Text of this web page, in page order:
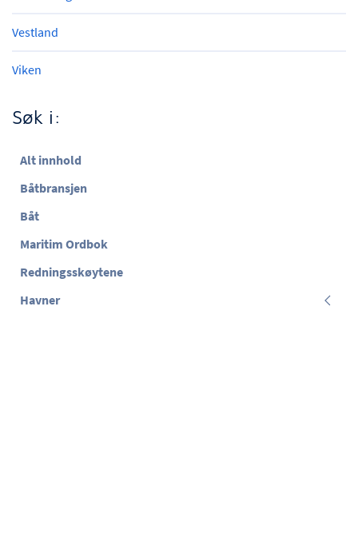
Vestland
Viken
Søk i:
Alt innhold
Båtbransjen
Båt
Maritim Ordbok
Redningsskøytene
Havner